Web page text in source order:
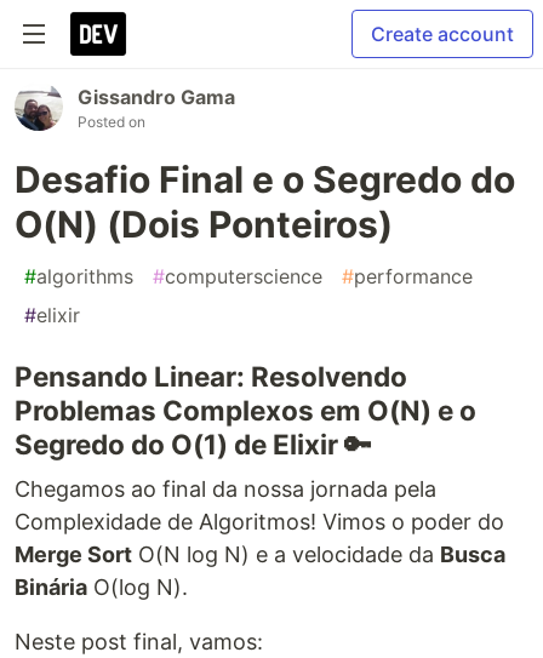
Create account
Gissandro Gama
Posted on
Desafio Final e o Segredo do
O(N) (Dois Ponteiros)
#algorithms #computerscience #performance
#elixir
Pensando Linear: Resolvendo
Problemas Complexos em O(N) e o
Segredo do O(1) de Elixir 🔑
Chegamos ao final da nossa jornada pela
Complexidade de Algoritmos! Vimos o poder do
Merge Sort O(N log N) e a velocidade da Busca
Binária O(log N).
Neste post final, vamos: